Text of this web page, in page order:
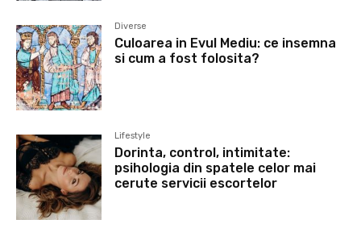
Diverse
Culoarea in Evul Mediu: ce insemna
si cum a fost folosita?
Lifestyle
Dorinta, control, intimitate:
psihologia din spatele celor mai
cerute servicii escortelor